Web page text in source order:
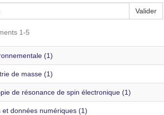
Valider
1-5
(1)
de masse (1)
de résonance de spin électronique (1)
et données numériques (1)